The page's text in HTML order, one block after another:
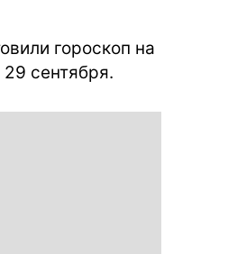
гороскоп на
29 сентября.